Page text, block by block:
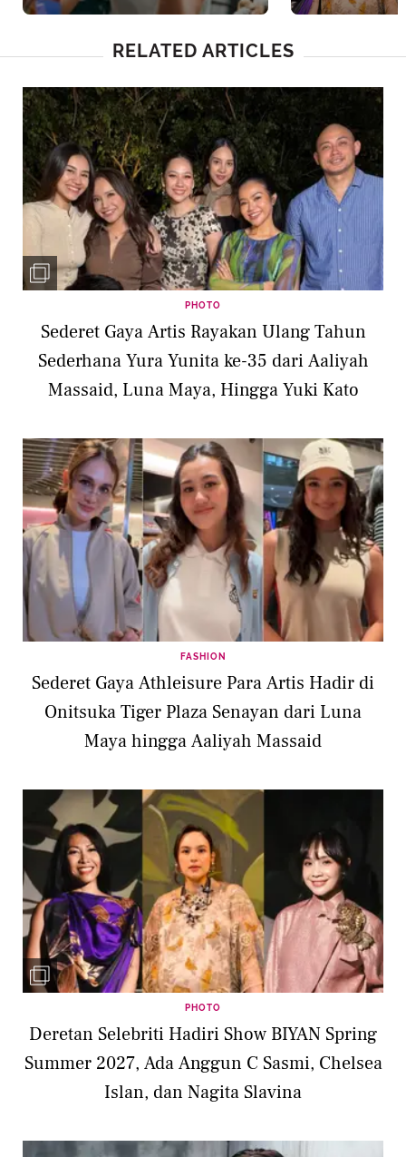
Anti Gerah dan Modis
C Sasmi, Chelsea Islan,
RELATED ARTICLES
PHOTO
Sederet Gaya Artis Rayakan Ulang Tahun
Sederhana Yura Yunita ke-35 dari Aaliyah
Massaid, Luna Maya, Hingga Yuki Kato
FASHION
Sederet Gaya Athleisure Para Artis Hadir di
Onitsuka Tiger Plaza Senayan dari Luna
Maya hingga Aaliyah Massaid
PHOTO
Deretan Selebriti Hadiri Show BIYAN Spring
Summer 2027, Ada Anggun C Sasmi, Chelsea
Islan, dan Nagita Slavina